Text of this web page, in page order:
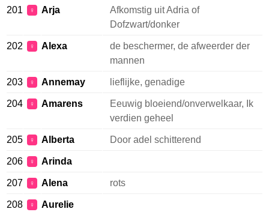
201 ♀ Arja
Afkomstig uit Adria of
Dofzwart/donker
202 ♀ Alexa
de beschermer, de afweerder der
mannen
203 ♀ Annemay lieflijke, genadige
204 ♀ Amarens
Eeuwig bloeiend/onverwelkaar, Ik
verdien geheel
205 ♀ Alberta Door adel schitterend
206 ♀ Arinda
207 ♀ Alena rots
208 ♀ Aurelie